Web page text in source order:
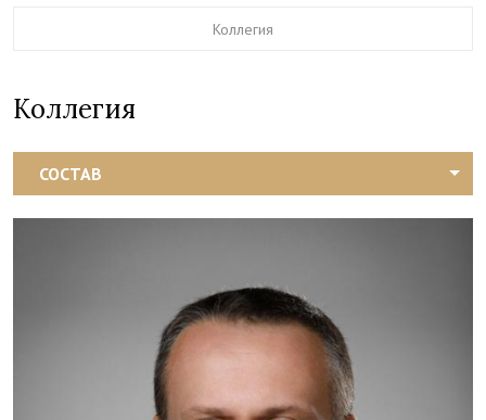
Коллегия
СОСТАВ
Коллегия